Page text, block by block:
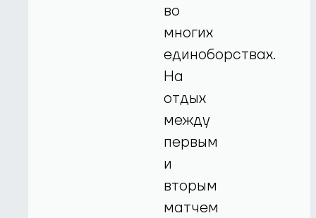
во
многих
единоборствах.
На
отдых
между
первым
и
вторым
матчем